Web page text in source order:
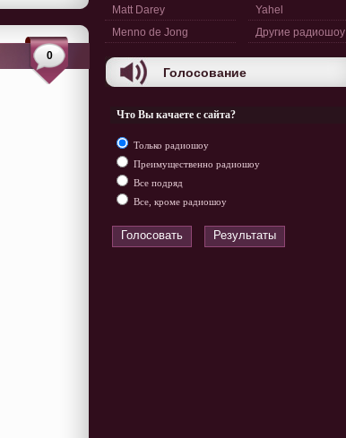
0
Matt Darey
Menno de Jong
Yahel
Другие радиошоу
Голосование
Что Вы качаете с сайта?
Только радиошоу
Преимущественно радиошоу
Все подряд
Все, кроме радиошоу
Голосовать Результаты